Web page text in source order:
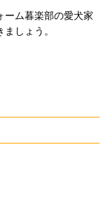
ーム暮楽部の愛犬家
しょう。